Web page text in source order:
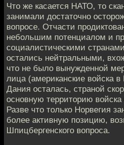
Что же касается НАТО, то
занимали достаточно
вопросе. Отчасти
небольшим потенциалом и
социалистическими
остались нейтральными,
что не было вынужденной
лица (американские войска
Дания осталась, страной
основную территорию
Разве что только Норвегия
более активную позицию,
Шпицбергенского вопроса.